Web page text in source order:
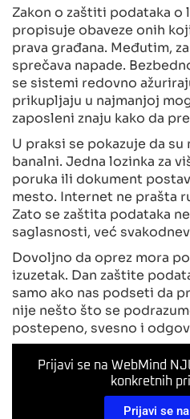
Zakon o zaštiti podataka
propisuje obaveze onih
prava građana. Međutim,
sprečava napade.
se sistemi redovno
prikupljaju u najmanjoj
zaposleni znaju kako da
U praksi se pokazuje da
banalni. Jedna lozinka za
poruka ili dokument
mesto. Internet ne prašta
Zato se zaštita podataka
saglasnosti, već
Dovoljno da oprez mora
izuzetak. Dan zaštite
samo ako nas podseti da
nije nešto što se
postepeno, svesno i
Prijavi se na WebMind
konkretnih
Prijavi se